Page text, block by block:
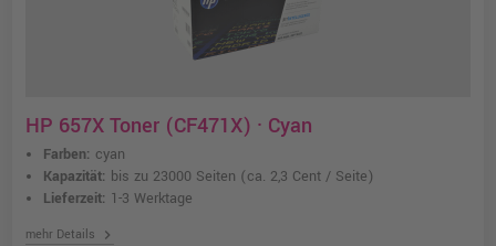
HP 657X Toner (CF471X) · Cyan
Farben: cyan
Kapazität: bis zu 23000 Seiten (ca. 2,3 Cent / Seite)
Lieferzeit: 1-3 Werktage
mehr Details chevron_right